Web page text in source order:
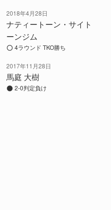
2018年4月28日
ナティートーン・サイト
ーンジム
4ラウンド TKO勝ち
2017年11月28日
馬庭 大樹
2-0判定負け